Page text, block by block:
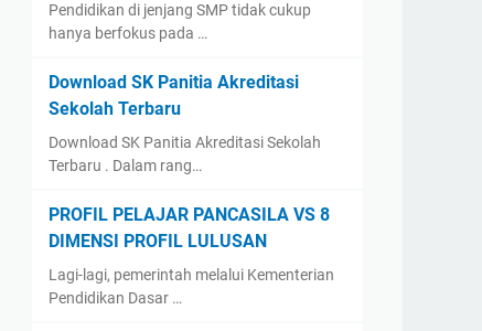
Pendidikan di jenjang SMP tidak cukup
hanya berfokus pada …
Download SK Panitia Akreditasi
Sekolah Terbaru
Download SK Panitia Akreditasi Sekolah
Terbaru . Dalam rang…
PROFIL PELAJAR PANCASILA VS 8
DIMENSI PROFIL LULUSAN
Lagi-lagi, pemerintah melalui Kementerian
Pendidikan Dasar …